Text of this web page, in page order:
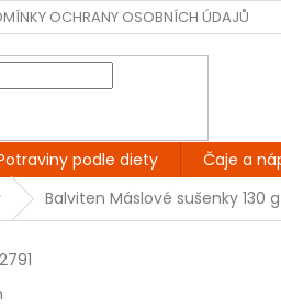
OCHRANY OSOBNÍCH ÚDAJŮ
podle diety Čaje a
Balviten Máslové sušenky 130